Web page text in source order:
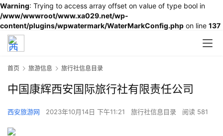
Warning: Trying to access array offset on value of type bool in
/www/wwwroot/www.xa029.net/wp-
content/plugins/wpwatermark/WaterMarkConfig.php on line 137
首页 旅游信息 旅行社信息目录
中国康辉西安国际旅行社有限责任公司
西安旅游网 2023年10月14日 下午11:21 旅行社信息目录 阅读 581